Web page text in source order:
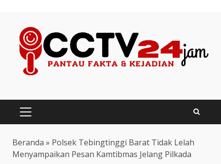
content
PRIMARY
MENU
Beranda » Polsek Tebingtinggi Barat Tidak Lelah
Menyampaikan Pesan Kamtibmas Jelang Pilkada